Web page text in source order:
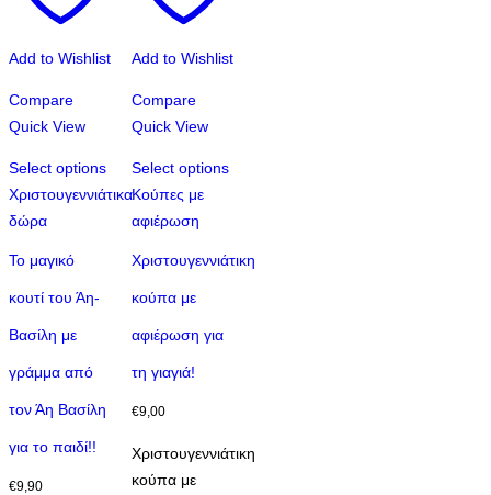
Add to Wishlist
Compare
Quick View
Select options
Χριστουγεννιάτικα
δώρα
Το μαγικό
κουτί του Άη-
Βασίλη με
γράμμα από
τον Άη Βασίλη
για το παιδί!!
€9,90
Add to Wishlist
Compare
Quick View
Select options
Κούπες με
αφιέρωση
Χριστουγεννιάτικη
κούπα με
αφιέρωση για
τη γιαγιά!
€9,00
Χριστουγεννιάτικη
κούπα με